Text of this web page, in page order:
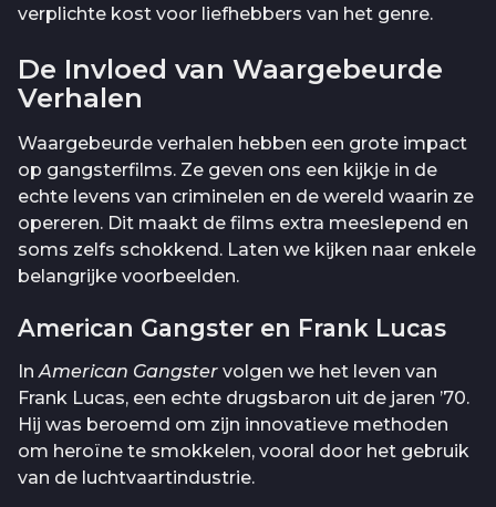
verplichte kost voor liefhebbers van het genre.
De Invloed van Waargebeurde
Verhalen
Waargebeurde verhalen hebben een grote impact
op gangsterfilms. Ze geven ons een kijkje in de
echte levens van criminelen en de wereld waarin ze
opereren. Dit maakt de films extra meeslepend en
soms zelfs schokkend. Laten we kijken naar enkele
belangrijke voorbeelden.
American Gangster en Frank Lucas
InAmerican Gangster volgen we het leven van
Frank Lucas, een echte drugsbaron uit de jaren ’70.
Hij was beroemd om zijn innovatieve methoden
om heroïne te smokkelen, vooral door het gebruik
van de luchtvaartindustrie.